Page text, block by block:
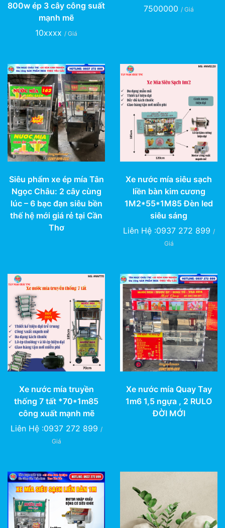
800w ép 3 cây công suất
mạnh mẽ
10xxxx / Giá
7500000 / Giá
Siêu phẩm xe ép mía Tân
Ngọc Châu: 2 cây cùng
lúc – 6 bạc đạn siêu bền
thế hệ mới giá rẻ tại Cần
Thơ
Xe nước mía siêu sạch
liền bàn kim cương
1M2*55*1M85 Đèn led
siêu sáng
Liên Hệ :0937 272 899 /
Giá
Xe nước mía truyền
thống 7 tất *70*1m85
công xuất mạnh mẽ
Liên Hệ :0937 272 899 /
Giá
Xe nước mía Quay Tay
1m6 1,5 ngựa , 2 RULO
ĐỜI MỚI